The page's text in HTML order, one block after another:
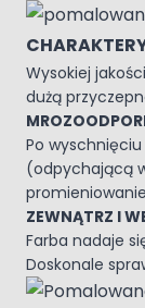
Wysokiej
dużą
Po
(odpychającą
ZEWNĄTRZ I
Farba nadaje
Doskonale